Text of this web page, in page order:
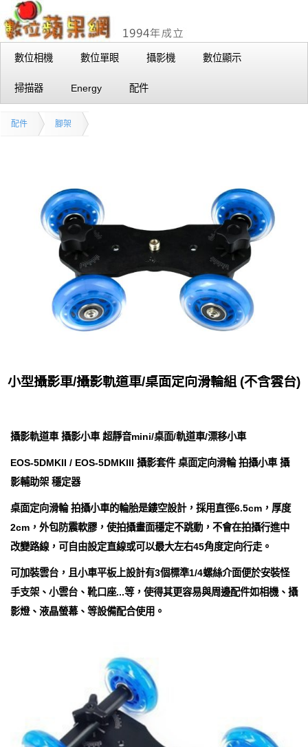
數位相機 數位單眼 攝影機 數位顯示
掃描器 Energy 配件
配件 腳架
小型攝影車/攝影軌道車/桌面定向滑輪組 (不含雲台)
攝影軌道車 攝影小車 超靜音mini/桌面/軌道車/漂移小車
EOS-5DMKII / EOS-5DMKIII 攝影套件 桌面定向滑輪 拍攝小車 攝
影輔助架 穩定器
桌面定向滑輪 拍攝小車的輪胎是鏤空設計，採用直徑6.5cm，厚度
2cm，外包防震軟膠，使拍攝畫面穩定不跳動，不會在拍攝行進中
改變路線，可自由設定直線或可以最大左右45角度定向行走。
可加裝雲台，且小車平板上設計有3個標準1/4螺絲介面便於安裝怪
手支架、小雲台、靴口座...等，使得其更容易與周邊配件如相機、攝
影燈、液晶螢幕、等設備配合使用。